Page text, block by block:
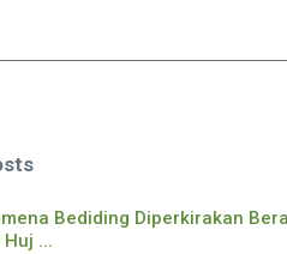
Bediding Diperkirakan
...